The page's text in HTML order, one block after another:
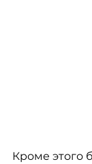
Кроме этого